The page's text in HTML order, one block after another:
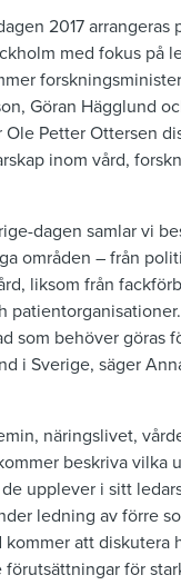
2017 arrangeras
med fokus på
Göran Hägglund
Petter Ottersen
inom vård,
dagen samlar vi
områden – från
liksom från
som behöver göras
i Sverige, säger
näringslivet,
beskriva vilka
upplever i sitt
ledning av förre
kommer att diskutera
förutsättningar för